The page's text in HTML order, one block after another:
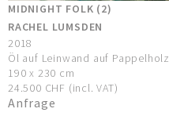
MIDNIGHT FOLK (2)
RACHEL LUMSDEN
2018
Öl auf Leinwand auf Pappelholz
190 x 230 cm
24.500 CHF (incl. VAT)
Anfrage